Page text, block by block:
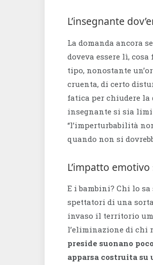
L’insegnante
La domanda ancora
doveva essere lì,
tipo, nonostante
cruenta, di certo
fatica per chiudere la
insegnante si sia
“l’imperturbabilità
quando non si
L’impatto
E i bambini? Chi lo sa
spettatori di una
invaso il territorio
l’eliminazione di chi
preside suonano
apparsa costruita